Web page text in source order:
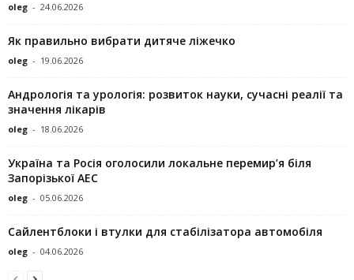
oleg - 24.06.2026
Як правильно вибрати дитяче ліжечко
oleg - 19.06.2026
Андрологія та урологія: розвиток науки, сучасні реалії та
значення лікарів
oleg - 18.06.2026
Україна та Росія оголосили локальне перемир’я біля
Запорізької АЕС
oleg - 05.06.2026
Сайлентблоки і втулки для стабілізатора автомобіля
oleg - 04.06.2026